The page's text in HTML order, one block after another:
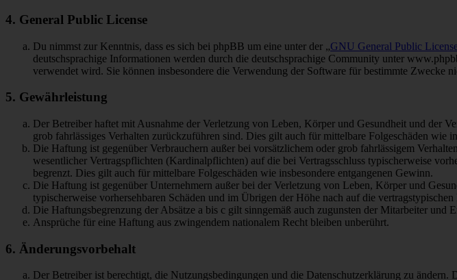
4. General Public License
Du nimmst zur Kenntnis, dass es sich bei phpBB um eine unter der „GNU General Public
deutschsprachige Informationen werden durch die deutschsprachige Community unter
verwendet wird. Sie können insbesondere die Verwendung der Software für bestimmte Zwecke
5. Gewährleistung
Der Betreiber haftet mit Ausnahme der Verletzung von Leben, Körper und Gesundheit und der
grob fahrlässiges Verhalten zurückzuführen sind. Dies gilt auch für mittelbare Folgeschäden wie
Die Haftung ist gegenüber Verbrauchern außer bei vorsätzlichem oder grob fahrlässigem
wesentlicher Vertragspflichten (Kardinalpflichten) auf die bei Vertragsschluss typischerweise
begrenzt. Dies gilt auch für mittelbare Folgeschäden wie insbesondere entgangenen Gewinn.
Die Haftung ist gegenüber Unternehmern außer bei der Verletzung von Leben, Körper und
typischerweise vorhersehbaren Schäden und im Übrigen der Höhe nach auf die
Die Haftungsbegrenzung der Absätze a bis c gilt sinngemäß auch zugunsten der Mitarbeiter und
Ansprüche für eine Haftung aus zwingendem nationalem Recht bleiben unberührt.
6. Änderungsvorbehalt
Der Betreiber ist berechtigt, die Nutzungsbedingungen und die Datenschutzerklärung zu